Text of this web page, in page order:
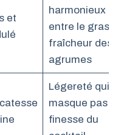
et
harmonieux
entre le gras
fraîcheur des
agrumes
Légereté qui
masque pas la
finesse du